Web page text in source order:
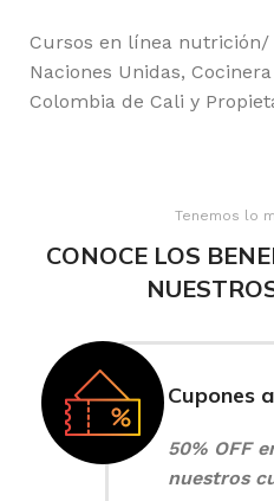
Cursos en línea nutrición/
Naciones Unidas,
Colombia de Cali y
Tenemos lo
CONOCE LOS
Cupones
50% OFF
nuestros